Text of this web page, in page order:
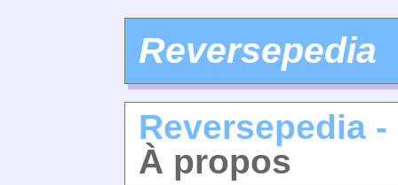
Reversepedia
Reversepedia -
À propos